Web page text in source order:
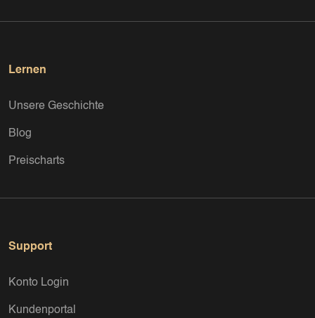
Lernen
Unsere Geschichte
Blog
Preischarts
Support
Konto Login
Kundenportal